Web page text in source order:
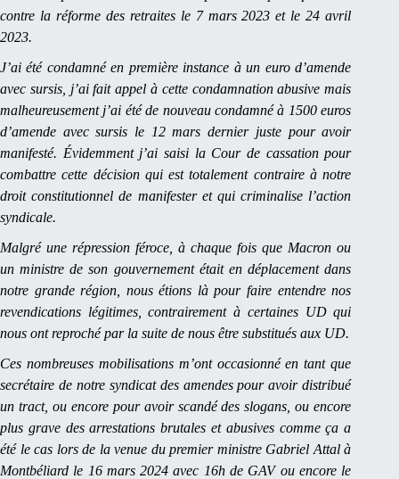
contre la réforme des retraites le 7 mars 2023 et le 24 avril
2023.
J’ai été condamné en première instance à un euro d’amende
avec sursis, j’ai fait appel à cette condamnation abusive mais
malheureusement j’ai été de nouveau condamné à 1500 euros
d’amende avec sursis le 12 mars dernier juste pour avoir
manifesté. Évidemment j’ai saisi la Cour de cassation pour
combattre cette décision qui est totalement contraire à notre
droit constitutionnel de manifester et qui criminalise l’action
syndicale.
Malgré une répression féroce, à chaque fois que Macron ou
un ministre de son gouvernement était en déplacement dans
notre grande région, nous étions là pour faire entendre nos
revendications légitimes, contrairement à certaines UD qui
nous ont reproché par la suite de nous être substitués aux UD.
Ces nombreuses mobilisations m’ont occasionné en tant que
secrétaire de notre syndicat des amendes pour avoir distribué
un tract, ou encore pour avoir scandé des slogans, ou encore
plus grave des arrestations brutales et abusives comme ça a
été le cas lors de la venue du premier ministre Gabriel Attal à
Montbéliard le 16 mars 2024 avec 16h de GAV ou encore le